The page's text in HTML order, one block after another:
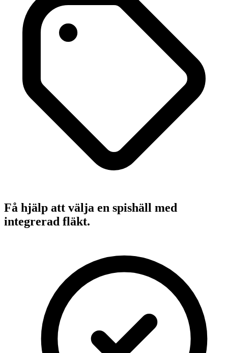
Få hjälp att välja en spishäll med
integrerad fläkt.